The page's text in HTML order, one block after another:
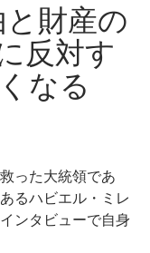
と財産の
反対す
なる
った大統領であ
るハビエル・ミレ
ンタビューで自身